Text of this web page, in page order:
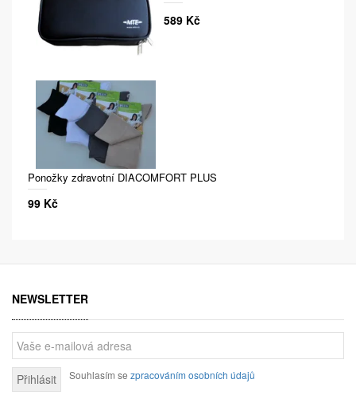
589 Kč
Ponožky zdravotní DIACOMFORT PLUS
99 Kč
NEWSLETTER
Přihlásit Souhlasím se zpracováním osobních údajů